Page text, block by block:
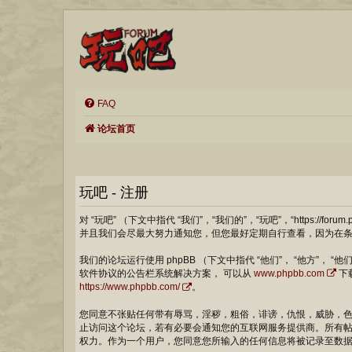
FAQ
论坛首页
玩吧 - 注册
对 “玩吧” （下文中指代 “我们”，“我们的”，“玩吧”，“https://
并且我们会尽最大努力通知您，但您最好定期自行查看，因为在
我们的论坛运行使用 phpBB （下文中指代 “他们”， “他方”， “他
软件协议的公告栏系统解决方案， 可以从 www.phpbb.com
下
https://www.phpbb.com/
。
您同意不张贴任何带有辱骂，淫秽，粗俗，诽谤，仇恨，威胁，
止访问这个论坛，若有必要会通知您的互联网服务提供商。所有
权力。作为一个用户，您同意您所输入的任何信息将被记录至数